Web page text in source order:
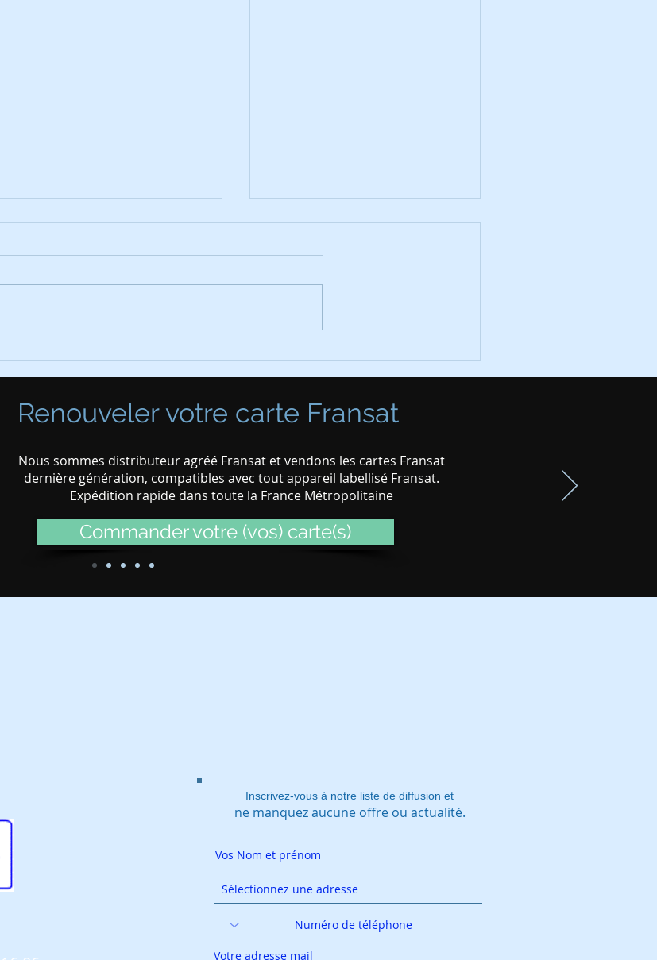
Renouveler votre carte Fransat
Nous sommes distributeur agréé Fransat et vendons les cartes Fransat
dernière génération, compatibles avec tout appareil labellisé Fransat.
Expédition rapide dans toute la France Métropolitaine
Commander votre (vos) carte(s)
Inscrivez-vous à notre liste de diffusion et
ne manquez aucune offre ou actualité.